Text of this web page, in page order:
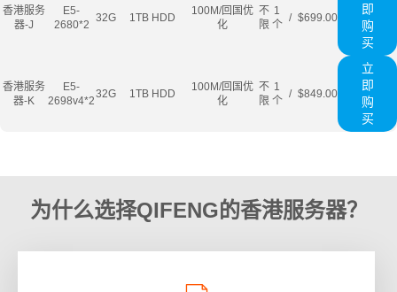
香港服务
器-J
E5-
2680*2
32G 1TB HDD
100M/回国优
化
不
限
1
个
/ $699.00
即
购
买
香港服务
器-K
E5-
2698v4*2
32G 1TB HDD
100M/回国优
化
不
限
1
个
/ $849.00
立
即
购
买
为什么选择QIFENG的香港服务器？